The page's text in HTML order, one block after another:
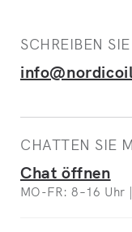
SCHREIBEN
CHATTEN SIE
Chat öffnen
MO-FR: 8–16 Uhr